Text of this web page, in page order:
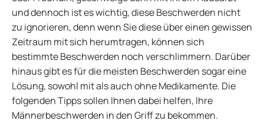
und dennoch ist es wichtig, diese Beschwerden nicht
zu ignorieren, denn wenn Sie diese über einen gewissen
Zeitraum mit sich herumtragen, können sich
bestimmte Beschwerden noch verschlimmern. Darüber
hinaus gibt es für die meisten Beschwerden sogar eine
Lösung, sowohl mit als auch ohne Medikamente. Die
folgenden Tipps sollen Ihnen dabei helfen, Ihre
Männerbeschwerden in den Griff zu bekommen.